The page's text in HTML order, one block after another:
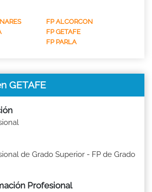
FP ALCORCON
FP GETAFE
FP PARLA
GETAFE
de Grado Superior - FP de Grado
Profesional